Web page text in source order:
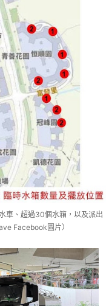
車、超過30個水箱，以及派出
Facebook圖片）